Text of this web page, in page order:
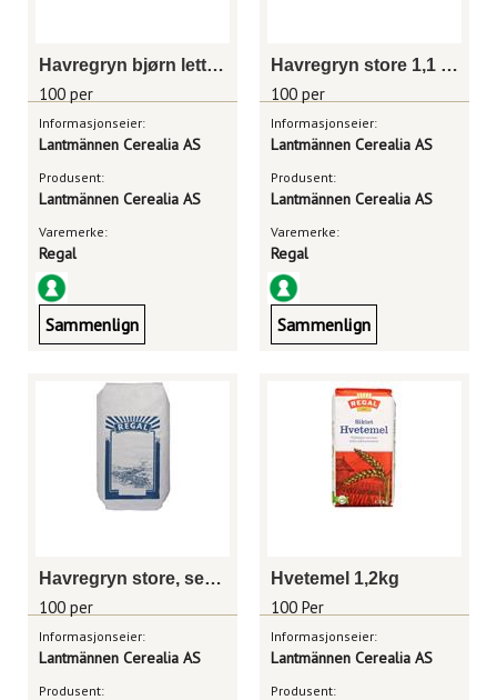
Havregryn bjørn lettkokt, sekk 20kg
100 per
Informasjonseier:
Lantmännen Cerealia AS
Produsent:
Lantmännen Cerealia AS
Varemerke:
Regal
Sammenlign
Havregryn store 1,1 mm, sekk 25kg
100 per
Informasjonseier:
Lantmännen Cerealia AS
Produsent:
Lantmännen Cerealia AS
Varemerke:
Regal
Sammenlign
Havregryn store, sekk 20kg
100 per
Informasjonseier:
Lantmännen Cerealia AS
Produsent:
Hvetemel 1,2kg
100 Per
Informasjonseier:
Lantmännen Cerealia AS
Produsent: